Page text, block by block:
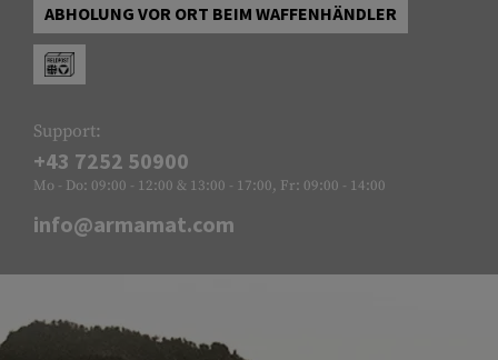
ABHOLUNG VOR ORT BEIM WAFFENHÄNDLER
Support:
+43 7252 50900
Mo - Do: 09:00 - 12:00 & 13:00 - 17:00, Fr: 09:00 - 14:00
info@armamat.com